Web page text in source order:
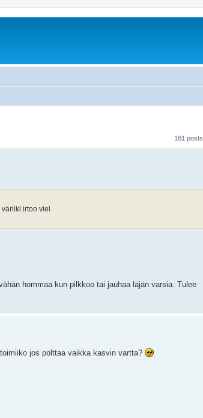
181 posts
väriiki irtoo viel
hommaa kun pilkkoo tai jauhaa läjän varsia. Tulee
jos polttaa vaikka kasvin vartta?